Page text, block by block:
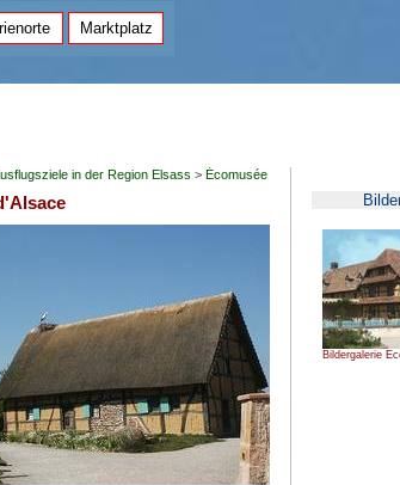
Marktplatz
in der Region Elsass > Écomusée
Bildergalerie